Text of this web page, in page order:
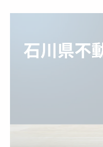
方法
不動産売却時
価格目安を算
不動産売却と